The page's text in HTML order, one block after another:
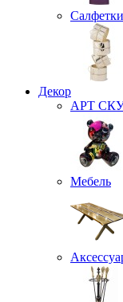
Декор
АРТ
Мебель